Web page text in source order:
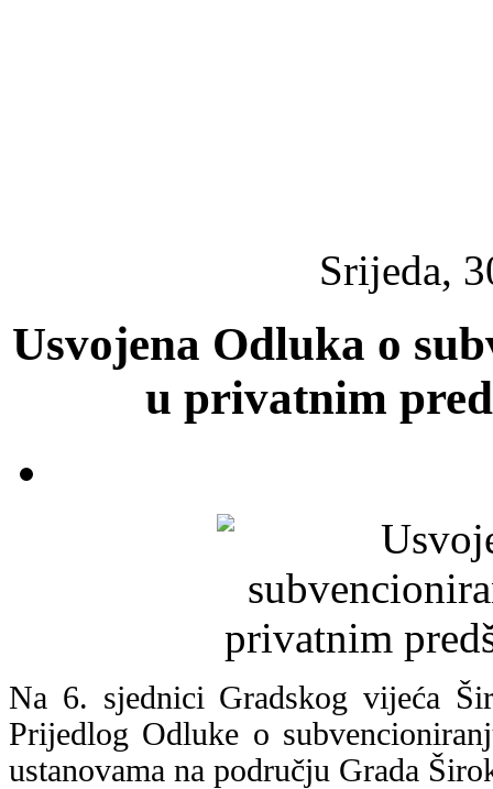
Srijeda,
Usvojena Odluka o
u privatnim
Na 6. sjednici Gradskog vijeća
Prijedlog Odluke o
ustanovama na području Grada